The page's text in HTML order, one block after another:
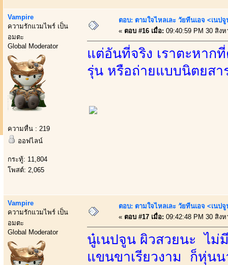
Vampire
ความรักแวมไพร์ เป็น
อมตะ
Global Moderator
ความหื่น : 219
ออฟไลน์
กระทู้: 11,804
โพสต์: 2,065
ตอบ: ตามใจไหลเละ วัยทีนเอจ <เนป
« ตอบ #16 เมื่อ: 09:40:59 PM 30 สิง
แต่อันที่จริง เราตะหาก
รุ่น หรือถ่ายแบบนิตยสา
Vampire
ความรักแวมไพร์ เป็น
อมตะ
Global Moderator
ตอบ: ตามใจไหลเละ วัยทีนเอจ <เนป
« ตอบ #17 เมื่อ: 09:42:48 PM 30 สิง
นู๋เนปจูน ผิวสวยนะ ไม่
แขนขาเรียวงาม ก็หุ่นน